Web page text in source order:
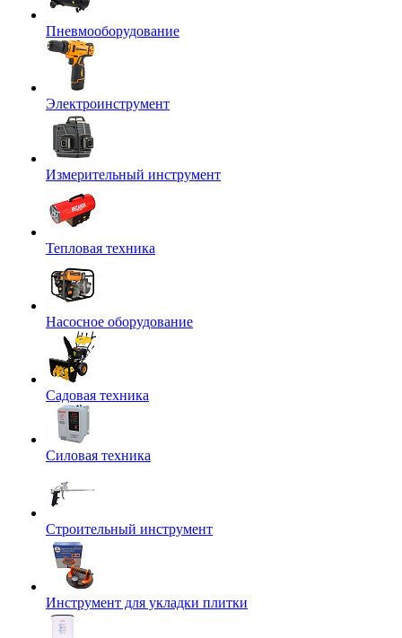
Пневмооборудование
Электроинструмент
Измерительный инструмент
Тепловая техника
Насосное оборудование
Садовая техника
Силовая техника
Строительный инструмент
Инструмент для укладки плитки